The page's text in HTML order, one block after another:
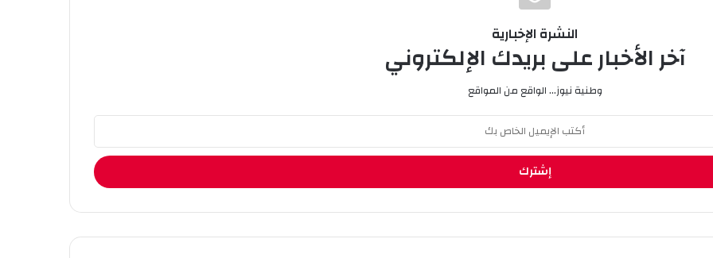
النشرة الإخبارية
آخر الأخبار على بريدك الإلكتروني
وطنية نيوز... الواقع من المواقع